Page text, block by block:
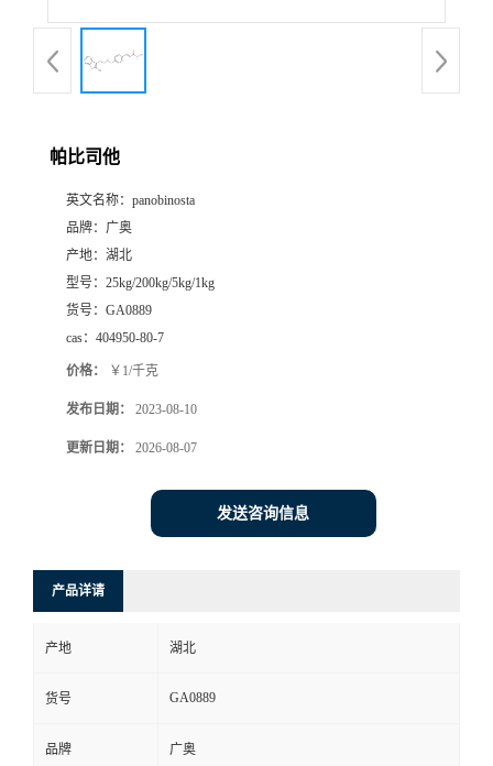
帕比司他
英文名称： panobinosta
品牌： 广奥
产地： 湖北
型号： 25kg/200kg/5kg/1kg
货号： GA0889
cas： 404950-80-7
价格： ￥1/千克
发布日期： 2023-08-10
更新日期： 2026-08-07
发送咨询信息
产品详请
产地 湖北
货号 GA0889
品牌 广奥